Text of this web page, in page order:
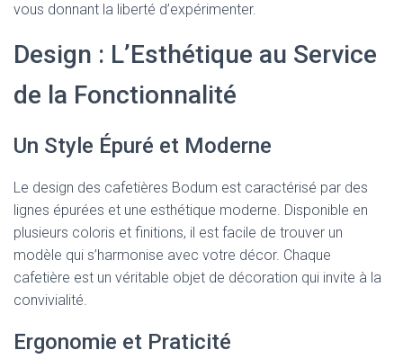
vous donnant la liberté d’expérimenter.
Design : L’Esthétique au Service
de la Fonctionnalité
Un Style Épuré et Moderne
Le design des cafetières Bodum est caractérisé par des
lignes épurées et une esthétique moderne. Disponible en
plusieurs coloris et finitions, il est facile de trouver un
modèle qui s’harmonise avec votre décor. Chaque
cafetière est un véritable objet de décoration qui invite à la
convivialité.
Ergonomie et Praticité